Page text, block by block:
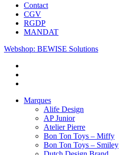
Contact
CGV
RGDP
MANDAT
Webshop: BEWISE Solutions
Marques
Alife Design
AP Junior
Atelier Pierre
Bon Ton Toys – Miffy
Bon Ton Toys – Smiley